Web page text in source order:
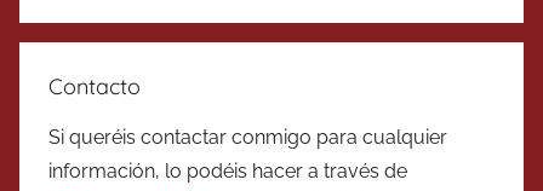
Contacto
Si queréis contactar conmigo para cualquier
información, lo podéis hacer a través de